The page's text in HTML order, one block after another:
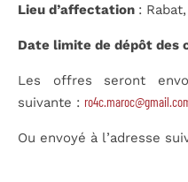
Lieu d’affectation :
Date limite de dépôt des
Les offres seront
suivante :
Ou envoyé à l’adresse